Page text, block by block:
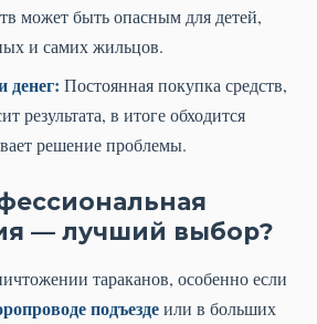
может быть опасным для детей,
и самих жильцов.
денег: Постоянная покупка средств,
результата, в итоге обходится
решение проблемы.
— лучший выбор?
тараканов, особенно если
подъездеили в больших